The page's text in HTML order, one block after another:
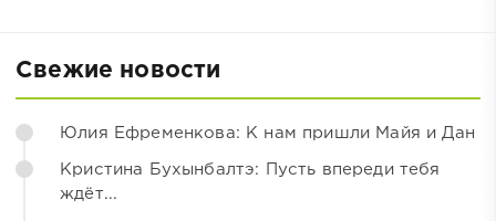
Свежие новости
Юлия Ефременкова: К нам пришли Майя и Дан
Кристина Бухынбалтэ: Пусть впереди тебя
ждёт...